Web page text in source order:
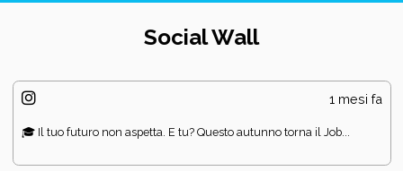
Social Wall
1 mesi fa
🎓 Il tuo futuro non aspetta. E tu? Questo autunno torna il Job...